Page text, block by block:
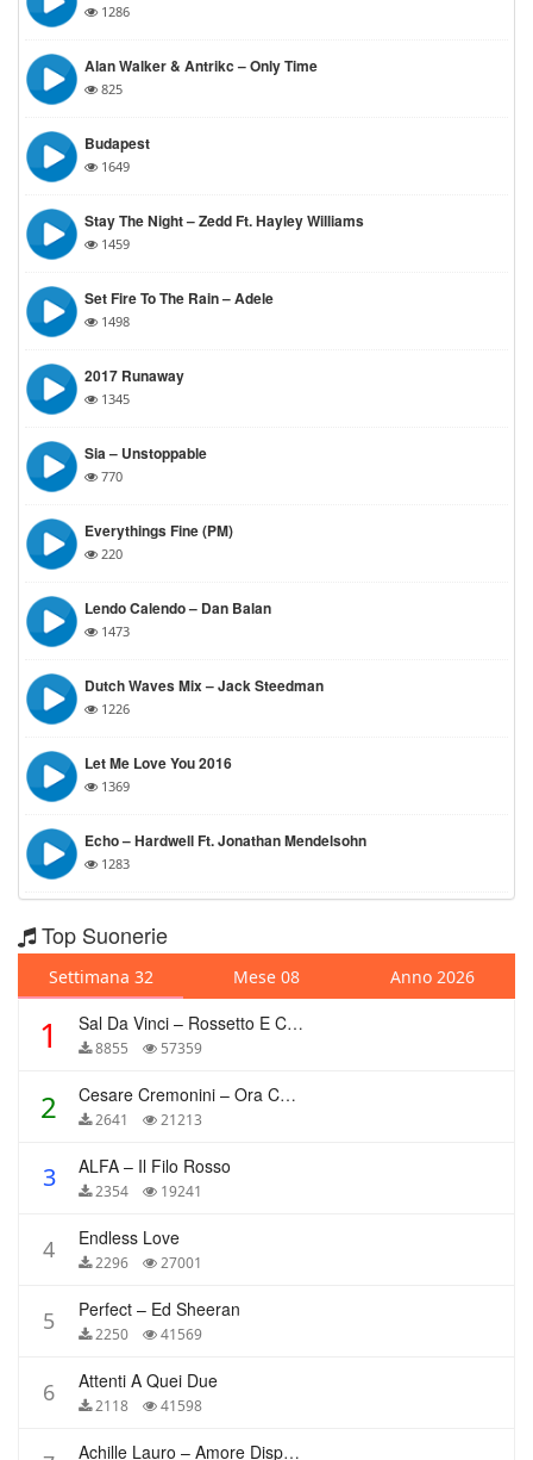
1286
Alan Walker & Antrikc – Only Time
825
Budapest
1649
Stay The Night – Zedd Ft. Hayley Williams
1459
Set Fire To The Rain – Adele
1498
2017 Runaway
1345
Sia – Unstoppable
770
Everythings Fine (PM)
220
Lendo Calendo – Dan Balan
1473
Dutch Waves Mix – Jack Steedman
1226
Let Me Love You 2016
1369
Echo – Hardwell Ft. Jonathan Mendelsohn
1283
Top Suonerie
Settimana 32 Mese 08 Anno 2026
1 Sal Da Vinci – Rossetto E Caffè
8855 57359
2 Cesare Cremonini – Ora Che Non Ho Più Te
2641 21213
3 ALFA – Il Filo Rosso
2354 19241
4 Endless Love
2296 27001
5 Perfect – Ed Sheeran
2250 41569
6 Attenti A Quei Due
2118 41598
Achille Lauro – Amore Disperato